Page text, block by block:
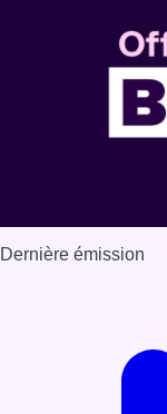
Dernière émission